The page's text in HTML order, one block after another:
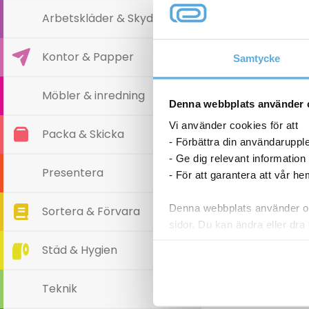
Samtycke
Denna webbplats använder
Vi använder cookies för att
- Förbättra din
- Ge dig relevant information
- För att garantera att vår
Denna webbplats använder
sidor. Du kan ändra eller
Arbetskläder & Skydd
Kontor & Papper
Möbler & inredning
Packa & Skicka
Presentera
Sortera & Förvara
Städ & Hygien
Teknik
Hålslag
Servo
Plus
mängd